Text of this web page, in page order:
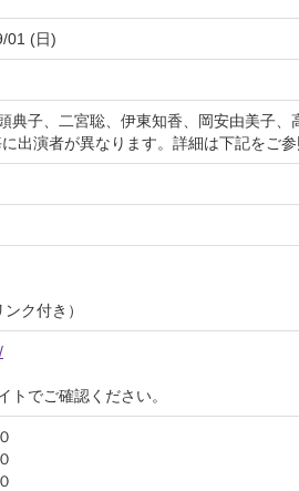
01 (日)
典子、二宮聡、伊東知香、岡安由美子、
出演者が異なります。詳細は下記をご
ク付き）
でご確認ください。